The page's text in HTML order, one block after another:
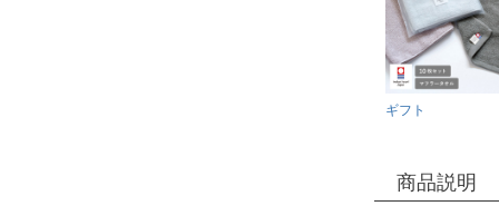
ギフト
商品説明